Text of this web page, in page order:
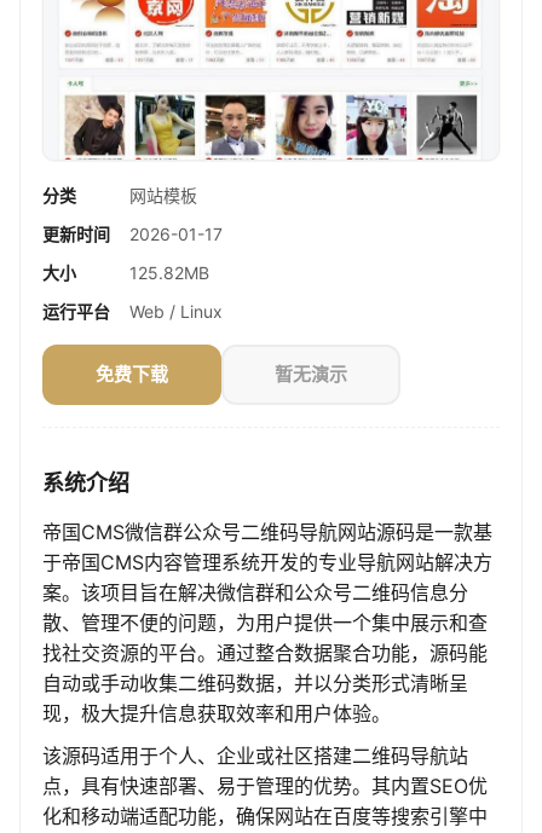
分类
网站模板
更新时间
2026-01-17
大小
125.82MB
运行平台
Web / Linux
免费下载 暂无演示
系统介绍
帝国CMS微信群公众号二维码导航网站源码是一款基
于帝国CMS内容管理系统开发的专业导航网站解决方
案。该项目旨在解决微信群和公众号二维码信息分
散、管理不便的问题，为用户提供一个集中展示和查
找社交资源的平台。通过整合数据聚合功能，源码能
自动或手动收集二维码数据，并以分类形式清晰呈
现，极大提升信息获取效率和用户体验。
该源码适用于个人、企业或社区搭建二维码导航站
点，具有快速部署、易于管理的优势。其内置SEO优
化和移动端适配功能，确保网站在百度等搜索引擎中